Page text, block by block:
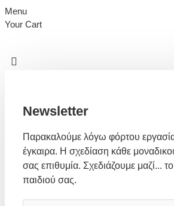
Menu
Your Cart
Newsletter
Παρακαλούμε λόγω φόρτου
έγκαιρα. Η σχεδίαση κάθε
σας επιθυμία. Σχεδιάζουμε μαζί...
παιδιού σας.